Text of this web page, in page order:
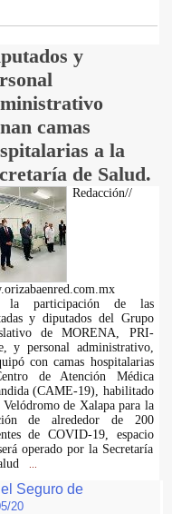
y
camas
a la
de Salud.
Redacción//
la participación de las
y diputados del Grupo
de MORENA, PRI-
y personal administrativo,
con camas hospitalarias
de Atención Médica
(CAME-19), habilitado
Velódromo de Xalapa para la
de alrededor de 200
de COVID-19, espacio
operado por la Secretaría
Seguro de
20